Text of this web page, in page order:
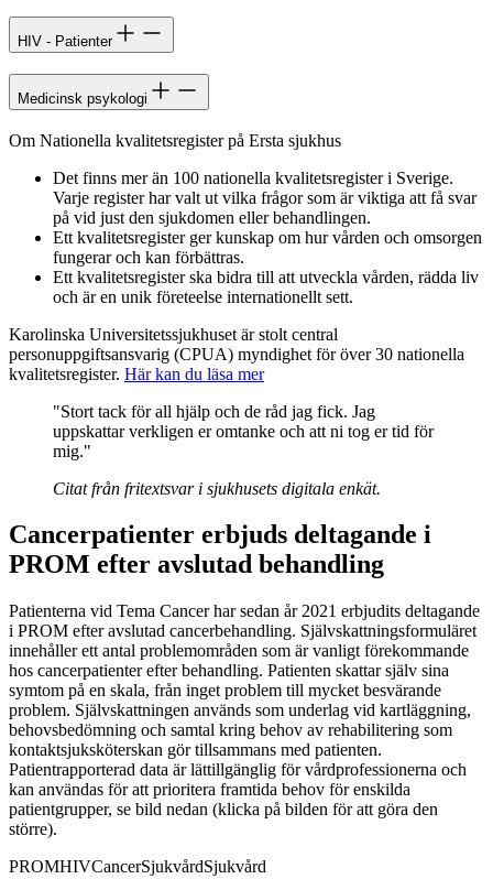
HIV - Patienter
Medicinsk psykologi
Om Nationella kvalitetsregister på Ersta sjukhus
Det finns mer än 100 nationella kvalitetsregister i Sverige.
Varje register har valt ut vilka frågor som är viktiga att få svar
på vid just den sjukdomen eller behandlingen.
Ett kvalitetsregister ger kunskap om hur vården och omsorgen
fungerar och kan förbättras.
Ett kvalitetsregister ska bidra till att utveckla vården, rädda liv
och är en unik företeelse internationellt sett.
Karolinska Universitetssjukhuset är stolt central
personuppgiftsansvarig (CPUA) myndighet för över 30 nationella
kvalitetsregister. Här kan du läsa mer
"Stort tack för all hjälp och de råd jag fick. Jag
uppskattar verkligen er omtanke och att ni tog er tid för
mig."
Citat från fritextsvar i sjukhusets digitala enkät.
Cancerpatienter erbjuds deltagande i
PROM efter avslutad behandling
Patienterna vid Tema Cancer har sedan år 2021 erbjudits deltagande
i PROM efter avslutad cancerbehandling. Självskattningsformuläret
innehåller ett antal problemområden som är vanligt förekommande
hos cancerpatienter efter behandling. Patienten skattar själv sina
symtom på en skala, från inget problem till mycket besvärande
problem. Självskattningen används som underlag vid kartläggning,
behovsbedömning och samtal kring behov av rehabilitering som
kontaktsjuksköterskan gör tillsammans med patienten.
Patientrapporterad data är lättillgänglig för vårdprofessionerna och
kan användas för att prioritera framtida behov för enskilda
patientgrupper, se bild nedan (klicka på bilden för att göra den
större).
PROMHIVCancerSjukvårdSjukvård